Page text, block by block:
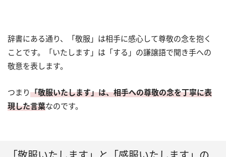
辞書にある通り、「敬服」は相手に感心して尊敬の念を抱く
ことです。「いたします」は「する」の謙譲語で聞き手への
敬意を表します。
つまり「敬服いたします」は、相手への尊敬の念を丁寧に表
現した言葉なのです。